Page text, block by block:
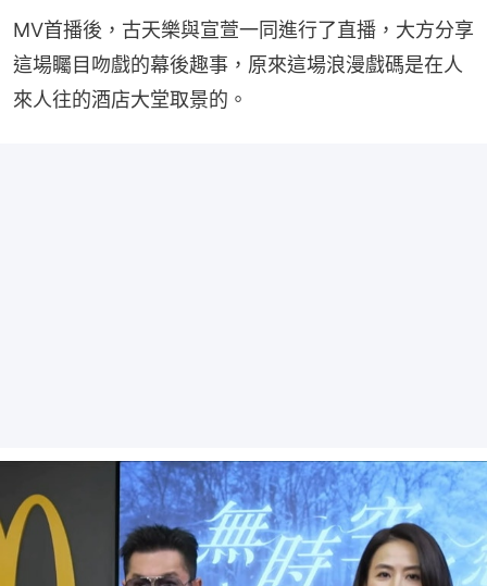
MV首播後，古天樂與宣萱一同進行了直播，大方分享
這場矚目吻戲的幕後趣事，原來這場浪漫戲碼是在人
來人往的酒店大堂取景的。